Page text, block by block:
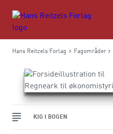
Hans Reitzels Forlag Fagområder
KIG I BOGEN